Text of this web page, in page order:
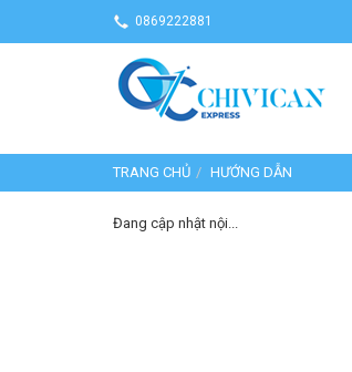
0869222881
TRANG CHỦ HƯỚNG DẪN
Đang cập nhật nội...